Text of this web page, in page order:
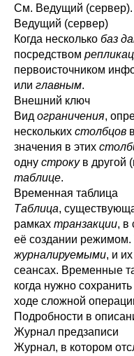
См. Ведущий (сервер).
Ведущий (сервер)
Когда несколько баз
посредством
первоисточником
или главным.
Внешний ключ
Вид ограничения,
нескольких столбцов в
значения в этих
одну строкув другой
таблице.
Временная таблица
Таблица,
рамках транзакции, в
её создании режимом.
журналируемыми, и
сеансах. Временные
когда нужно
ходе сложной
Подробности в
Журнал предзаписи
Журнал, в котором